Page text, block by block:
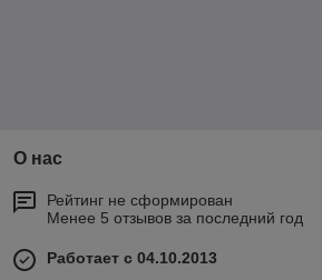
О нас
Рейтинг не сформирован
Менее 5 отзывов за последний год
Работает с 04.10.2013